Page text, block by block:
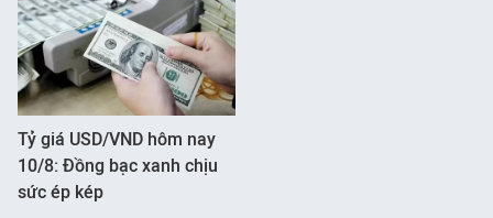
Tỷ giá USD/VND hôm nay
10/8: Đồng bạc xanh chịu
sức ép kép